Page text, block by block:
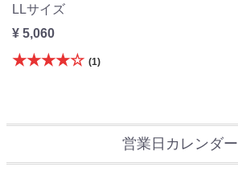
LLサイズ
¥ 5,060
★★★★☆ (1)
営業日カレンダー